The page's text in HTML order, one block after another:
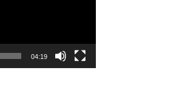
04:19